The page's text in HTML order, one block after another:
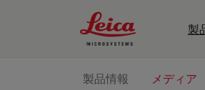
Leica Microsystems
製
製品情報 メディア